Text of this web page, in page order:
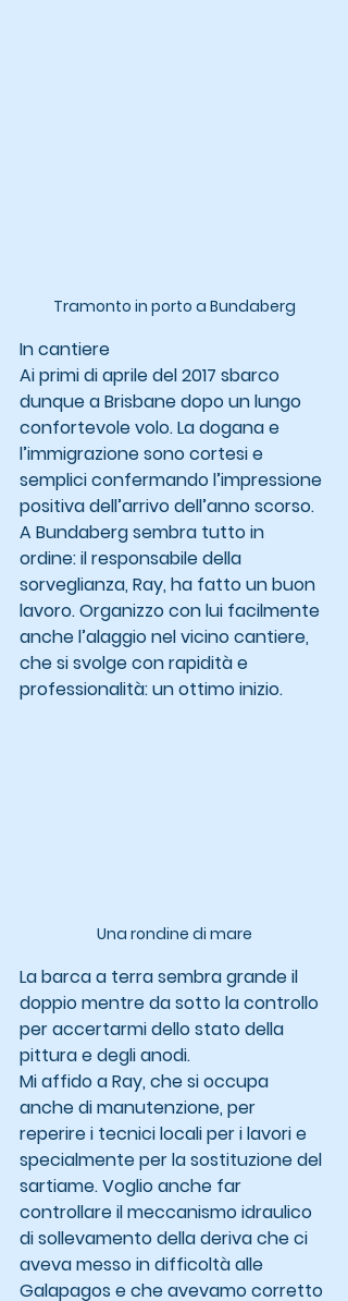
Tramonto in porto a Bundaberg
In cantiere
Ai primi di aprile del 2017 sbarco
dunque a Brisbane dopo un lungo
confortevole volo. La dogana e
l’immigrazione sono cortesi e
semplici confermando l’impressione
positiva dell’arrivo dell’anno scorso.
A Bundaberg sembra tutto in
ordine: il responsabile della
sorveglianza, Ray, ha fatto un buon
lavoro. Organizzo con lui facilmente
anche l’alaggio nel vicino cantiere,
che si svolge con rapidità e
professionalità: un ottimo inizio.
Una rondine di mare
La barca a terra sembra grande il
doppio mentre da sotto la controllo
per accertarmi dello stato della
pittura e degli anodi.
Mi affido a Ray, che si occupa
anche di manutenzione, per
reperire i tecnici locali per i lavori e
specialmente per la sostituzione del
sartiame. Voglio anche far
controllare il meccanismo idraulico
di sollevamento della deriva che ci
aveva messo in difficoltà alle
Galapagos e che avevamo corretto